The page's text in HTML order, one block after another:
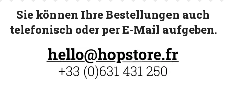
Sie können Ihre Bestellungen auch
telefonisch oder per E-Mail aufgeben.